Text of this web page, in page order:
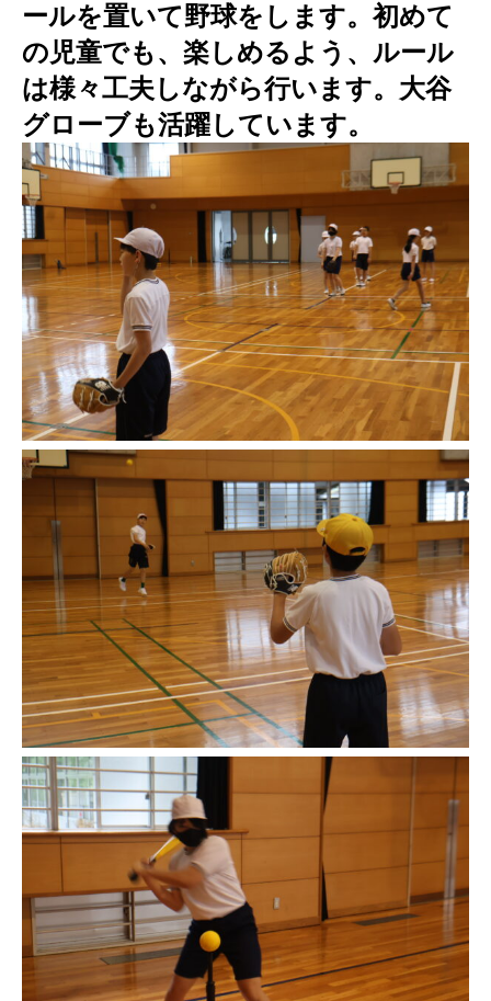
ールを置いて野球をします。初めて
の児童でも、楽しめるよう、ルール
は様々工夫しながら行います。大谷
グローブも活躍しています。